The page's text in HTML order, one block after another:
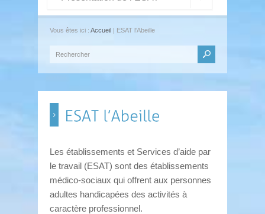
Vous êtes ici : Accueil | ESAT l'Abeille
Les établissements et Services d’aide par
le travail (ESAT) sont des établissements
médico-sociaux qui offrent aux personnes
adultes handicapées des activités à
caractère professionnel.